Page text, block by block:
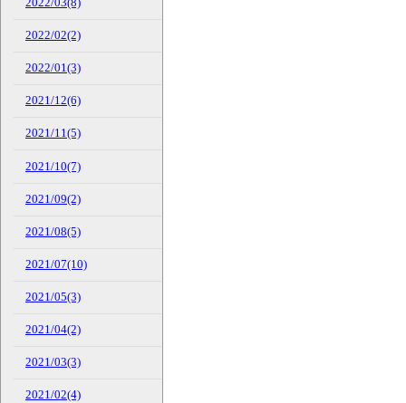
2022/02(2)
2022/01(3)
2021/12(6)
2021/11(5)
2021/10(7)
2021/09(2)
2021/08(5)
2021/07(10)
2021/05(3)
2021/04(2)
2021/03(3)
2021/02(4)